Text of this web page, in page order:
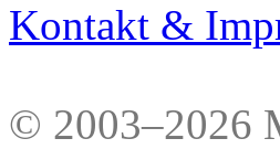
Kontakt &
© 2003–2026